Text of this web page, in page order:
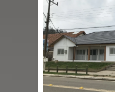
con nuevas
Colegio El
Seremi de
lanzó en el